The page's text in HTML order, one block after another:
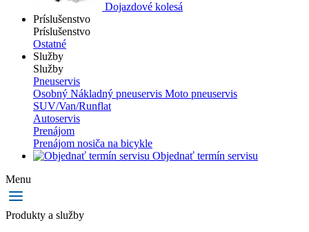
Dojazdové kolesá
Príslušenstvo
Príslušenstvo
Ostatné
Služby
Služby
Pneuservis
Osobný Nákladný pneuservis Moto pneuservis
SUV/Van/Runflat
Autoservis
Prenájom
Prenájom nosiča na bicykle
Objednať termín servisu
Menu
Produkty a služby